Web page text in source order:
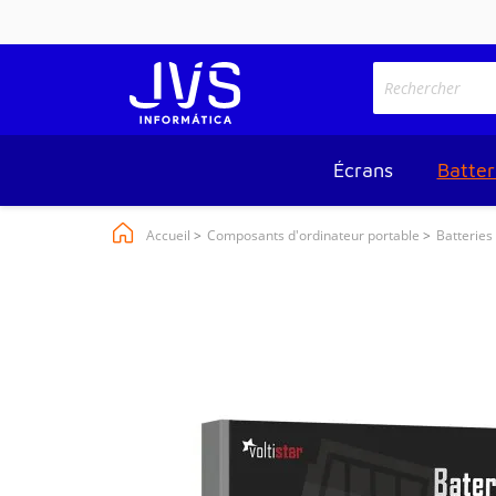
Écrans
Accueil Composants d'ordinateur portable Batteries